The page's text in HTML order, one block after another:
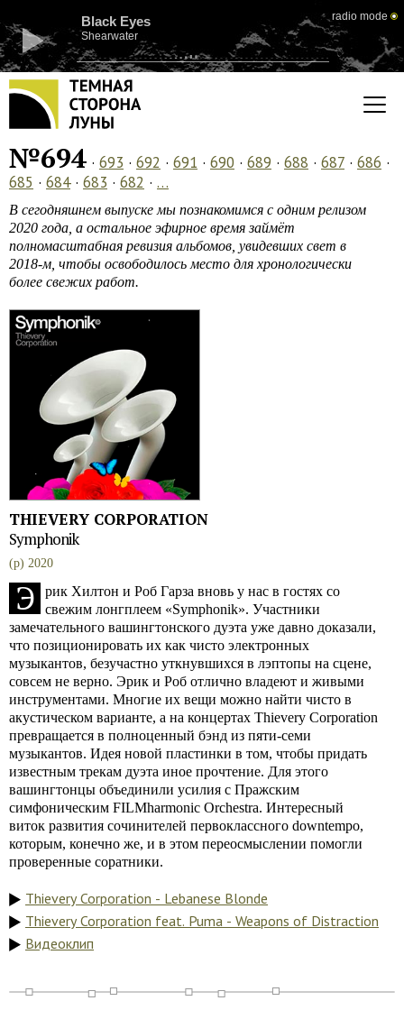
Black Eyes
Shearwater
radio mode
№694 · 693 · 692 · 691 · 690 · 689 · 688 · 687 · 686 ·
685 · 684· 683 · 682 · …
В сегодняшнем выпуске мы познакомимся с одним релизом
2020 года, а остальное эфирное время займёт
полномасштабная ревизия альбомов, увидевших свет в
2018-м, чтобы освободилось место для хронологически
более свежих работ.
THIEVERY CORPORATION
Symphonik
(p) 2020
Э
рик Хилтон и Роб Гарза вновь у нас в гостях со
свежим лонгплеем «Symphonik». Участники
замечательного вашингтонского дуэта уже давно доказали,
что позиционировать их как чисто электронных
музыкантов, безучастно уткнувшихся в лэптопы на сцене,
совсем не верно. Эрик и Роб отлично владеют и живыми
инструментами. Многие их вещи можно найти чисто в
акустическом варианте, а на концертах Thievery Corporation
превращается в полноценный бэнд из пяти-семи
музыкантов. Идея новой пластинки в том, чтобы придать
известным трекам дуэта иное прочтение. Для этого
вашингтонцы объединили усилия с Пражским
симфоническим FILMharmonic Orchestra. Интересный
виток развития сочинителей первоклассного downtempo,
которым, конечно же, и в этом переосмыслении помогли
проверенные соратники.
Thievery Corporation - Lebanese Blonde
Thievery Corporation feat. Puma - Weapons of Distraction
Видеоклип